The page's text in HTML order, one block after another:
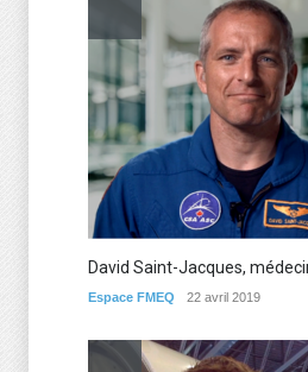
David Saint-Jacques,
Espace FMEQ 22 avril 2019